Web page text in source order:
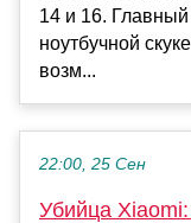
14 и 16. Главный
ноутбучной
возм...
22:00, 25 Сен
Убийца